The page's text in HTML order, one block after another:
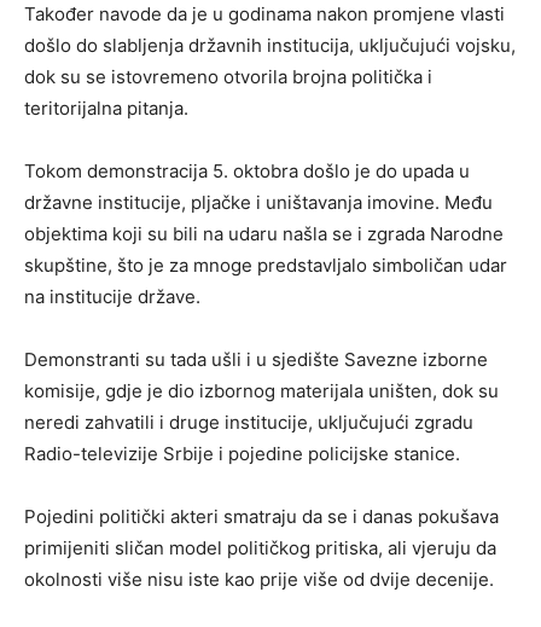
Također navode da je u godinama nakon promjene vlasti
došlo do slabljenja državnih institucija, uključujući vojsku,
dok su se istovremeno otvorila brojna politička i
teritorijalna pitanja.
Tokom demonstracija 5. oktobra došlo je do upada u
državne institucije, pljačke i uništavanja imovine. Među
objektima koji su bili na udaru našla se i zgrada Narodne
skupštine, što je za mnoge predstavljalo simboličan udar
na institucije države.
Demonstranti su tada ušli i u sjedište Savezne izborne
komisije, gdje je dio izbornog materijala uništen, dok su
neredi zahvatili i druge institucije, uključujući zgradu
Radio-televizije Srbije i pojedine policijske stanice.
Pojedini politički akteri smatraju da se i danas pokušava
primijeniti sličan model političkog pritiska, ali vjeruju da
okolnosti više nisu iste kao prije više od dvije decenije.